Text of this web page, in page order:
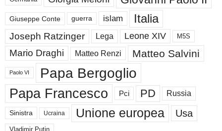
Giuseppe Conte guerra islam Italia
Joseph Ratzinger Lega Leone XIV M5S
Mario Draghi Matteo Renzi Matteo Salvini
Paolo VI Papa Bergoglio
Papa Francesco Pci PD Russia
Sinistra Ucraina Unione europea Usa
Vladimir Putin